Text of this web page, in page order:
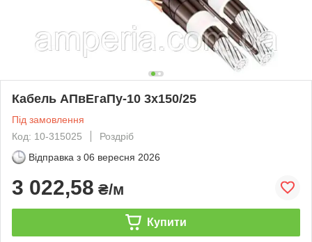
Кабель АПвЕгаПу‑10 3х150/25
Під замовлення
Код: 10-315025
Роздріб
Відправка з 06 вересня 2026
3 022,58 ₴/м
Купити